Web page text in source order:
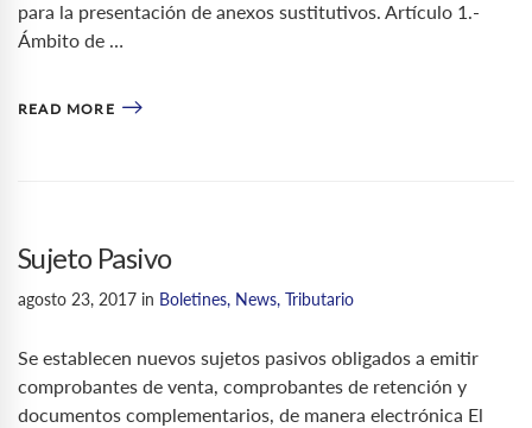
para la presentación de anexos sustitutivos. Artículo 1.-
Ámbito de …
READ MORE
Sujeto Pasivo
agosto 23, 2017 in Boletines, News, Tributario
Se establecen nuevos sujetos pasivos obligados a emitir
comprobantes de venta, comprobantes de retención y
documentos complementarios, de manera electrónica El